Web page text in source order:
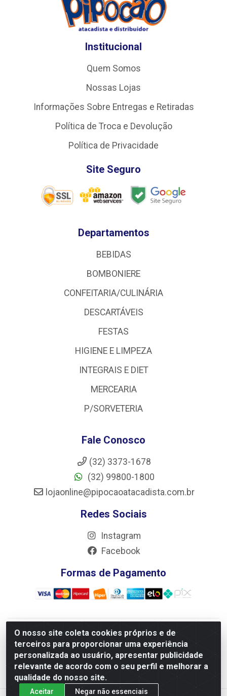
O nosso site coleta cookies próprios e de
terceiros para proporcionar uma experiência
personalizada ao usuário, apresentar publicidade
relevante de acordo com o seu perfil e melhorar a
qualidade do nosso site.
Aceitar Negar não essenciais
Institucional
Quem Somos
Nossas Lojas
Informações Sobre Entregas e Retiradas
Política de Troca e Devolução
Política de Privacidade
Site Seguro
Departamentos
BEBIDAS
BOMBONIERE
CONFEITARIA/CULINÁRIA
DESCARTÁVEIS
FESTAS
HIGIENE E LIMPEZA
INTEGRAIS E DIET
MERCEARIA
P/SORVETERIA
Fale Conosco
(32) 3373-1678
(32) 99800-1800
lojaonline@pipocaoatacadista.com.br
Redes Sociais
Instagram
Facebook
Formas de Pagamento
JRS Distribuição e Logística LTDA - Rua Antônio do
Sacramento Torga 70, Vila Nossa Senhora de Fatima - São
João Del Rei/MG - CEP 36305-334 - CNPJ 66.194.085/0001-
02